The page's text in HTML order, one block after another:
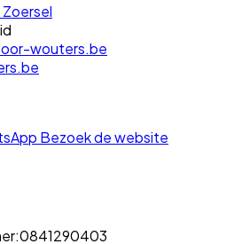
wouters.be
Bezoek de website
0841290403